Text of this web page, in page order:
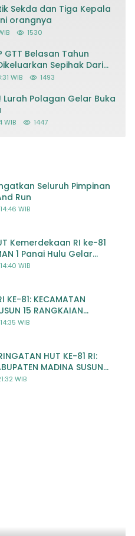
Sekda dan Tiga Kepala
orangnya
1530
GTT Belasan Tahun
Sepihak Dari
WIB 1493
Polagan Gelar Buka
WIB 1447
Seluruh Pimpinan
Run
WIB
Kemerdekaan RI ke-81
1 Panai Hulu Gelar
Meriah
WIB
KE-81: KECAMATAN
15 RANGKAIAN
WIB
HUT KE-81 RI:
MADINA SUSUN
MERIAH DAN BERMAKNA
WIB